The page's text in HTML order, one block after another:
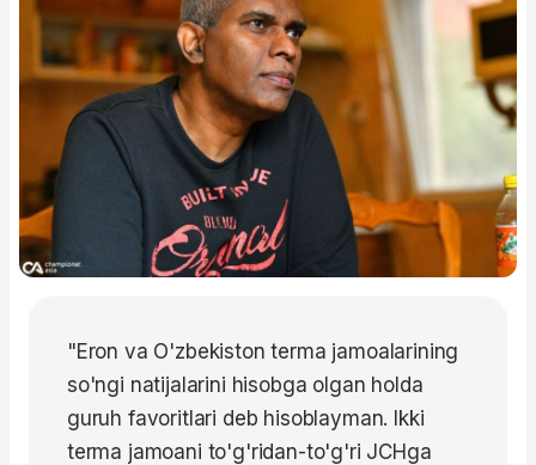
"Eron va O'zbekiston terma jamoalarining
so'ngi natijalarini hisobga olgan holda
guruh favoritlari deb hisoblayman. Ikki
terma jamoani to'g'ridan-to'g'ri JCHga